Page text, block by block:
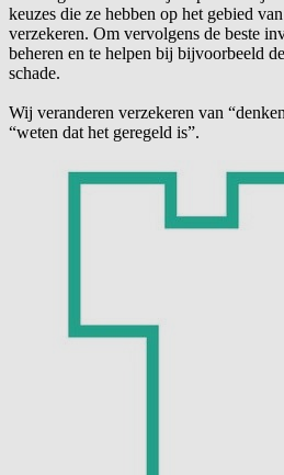
keuzes die ze hebben op het gebied
verzekeren. Om vervolgens de beste
beheren en te helpen bij bijvoorbeeld
schade.
Wij veranderen verzekeren van
“weten dat het geregeld is”.